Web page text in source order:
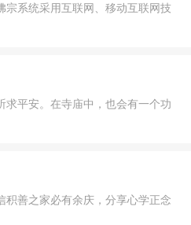
宗系统采用互联网、移动互联网技
平安。在寺庙中，也会有一个功
善之家必有余庆，分享心学正念